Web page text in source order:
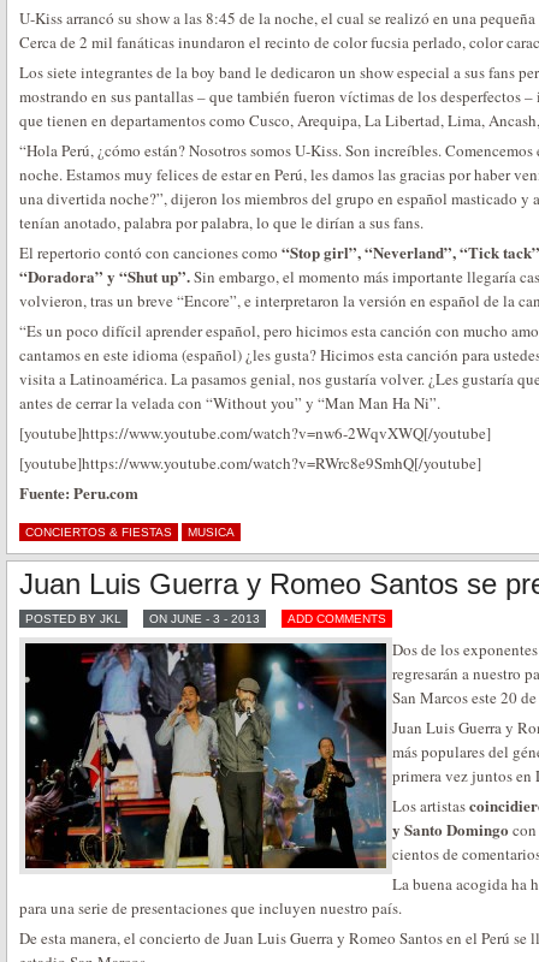
U-Kiss arrancó su show a las 8:45 de la noche, el cual se realizó en una
Cerca de 2 mil fanáticas inundaron el recinto de color fucsia perlado, color
Los siete integrantes de la boy band le dedicaron un show especial a sus fans
mostrando en sus pantallas – que también fueron víctimas de los desperfectos –
que tienen en departamentos como Cusco, Arequipa, La Libertad, Lima,
“Hola Perú, ¿cómo están? Nosotros somos U-Kiss. Son increíbles. Comencemos
noche. Estamos muy felices de estar en Perú, les damos las gracias por haber
una divertida noche?”, dijeron los miembros del grupo en español masticado y
tenían anotado, palabra por palabra, lo que le dirían a sus fans.
El repertorio contó con canciones como “Stop girl”, “Neverland”, “Tick
“Doradora” y “Shut up”.Sin embargo, el momento más importante llegaría
volvieron, tras un breve “Encore”, e interpretaron la versión en español de la
“Es un poco difícil aprender español, pero hicimos esta canción con mucho
cantamos en este idioma (español) ¿les gusta? Hicimos esta canción para
visita a Latinoamérica. La pasamos genial, nos gustaría volver. ¿Les gustaría
antes de cerrar la velada con “Without you” y “Man Man Ha Ni”.
[youtube]https://www.youtube.com/watch?v=nw6-2WqvXWQ[/youtube]
[youtube]https://www.youtube.com/watch?v=RWrc8e9SmhQ[/youtube]
Fuente: Peru.com
CONCIERTOS & FIESTAS MUSICA
Juan Luis Guerra y Romeo Santos se
POSTED BY JKL ON JUNE - 3 - 2013 ADD COMMENTS
Dos de los
regresarán a nuestro
San Marcos este 20
Juan Luis Guerra y
más populares del
primera vez juntos en
Los artistas
y Santo Domingo
cientos de
La buena acogida ha
para una serie de presentaciones que incluyen nuestro país.
De esta manera, el concierto de Juan Luis Guerra y Romeo Santos en el Perú se